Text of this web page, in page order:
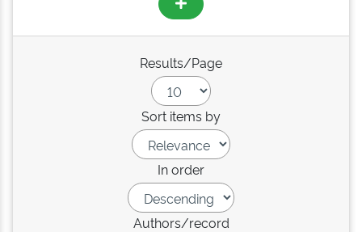
Results/Page
Sort items by
In order
Authors/record